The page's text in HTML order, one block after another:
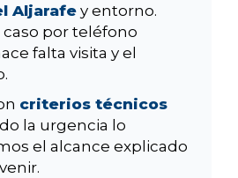
Aljarafey entorno.
caso por teléfono
falta visita y el
criterios técnicos
la urgencia lo
el alcance explicado